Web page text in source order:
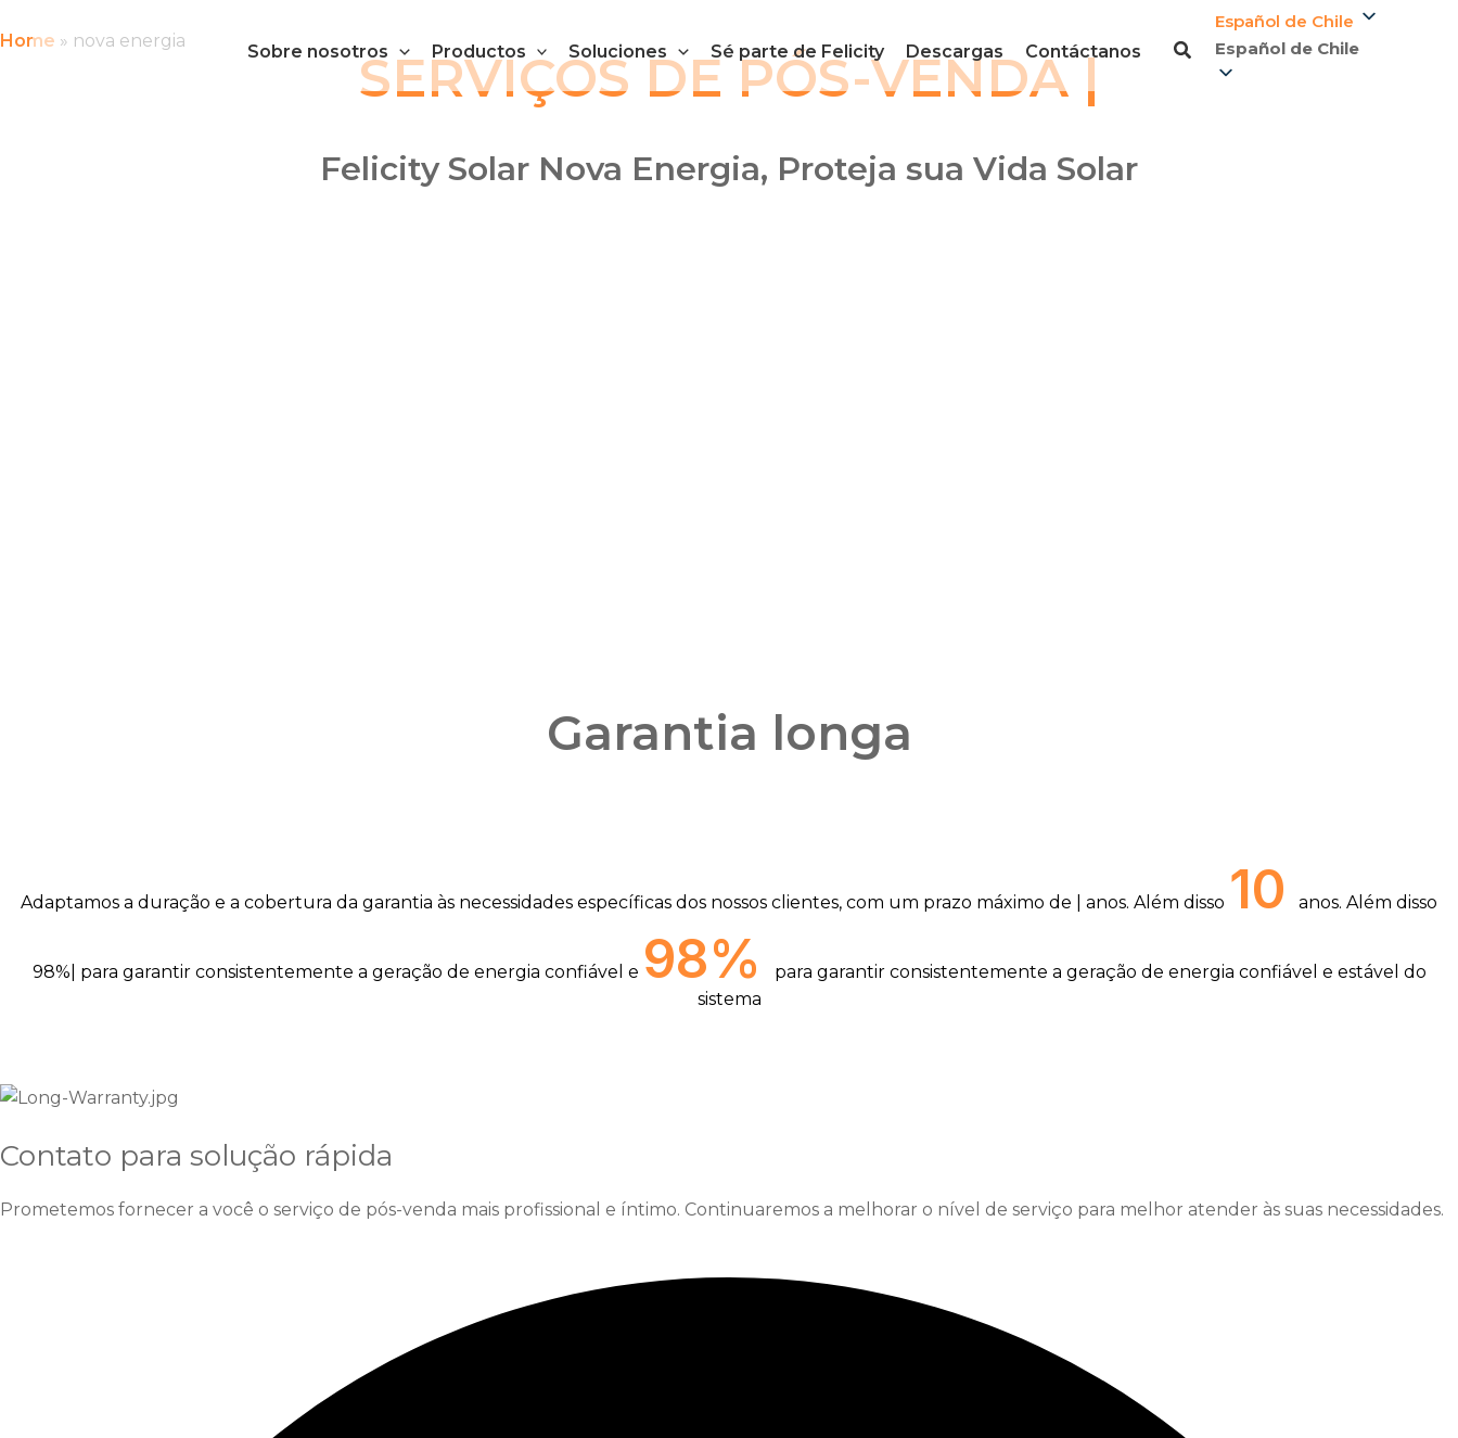
al
Sobre nosotros Productos Soluciones Sé parte de Felicity Descargas Contáctanos
Español de Chile
Español de Chile
Home » nova energia
SERVIÇOS DE PÓS-VENDA |
Felicity Solar Nova Energia, Proteja sua Vida Solar
Garantia longa
Adaptamos a duração e a cobertura da garantia às necessidades específicas dos nossos clientes, com um prazo máximo de | anos. Além disso 10 anos. Além disso
98%| para garantir consistentemente a geração de energia confiável e 98%
para garantir consistentemente a geração de energia confiável e estável do
sistema
Contato para solução rápida
Prometemos fornecer a você o serviço de pós-venda mais profissional e íntimo. Continuaremos a melhorar o nível de serviço para melhor atender às suas necessidades.